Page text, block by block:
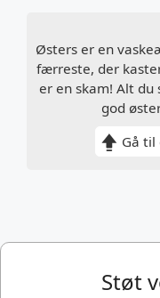
Østers er en
færreste, der
er en skam! Alt du
god
Gå til
Støt